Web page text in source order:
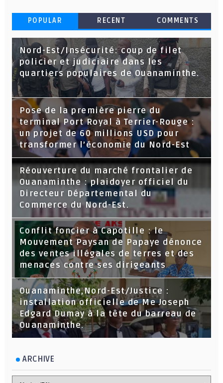
POPULAR RECENT COMMENTS
Nord-Est/Insécurité: coup de filet
policier et judiciaire dans les
quartiers populaires de Ouanaminthe.
Pose de la première pierre du
terminal Port Royal à Terrier-Rouge :
un projet de 60 millions USD pour
transformer l’économie du Nord-Est
Réouverture du marché frontalier de
Ouanaminthe : plaidoyer officiel du
Directeur Départemental du
Commerce du Nord-Est.
Conflit foncier à Capotille : le
Mouvement Paysan de Papaye dénonce
des ventes illégales de terres et des
menaces contre ses dirigeants
Ouanaminthe,Nord-Est/Justice :
installation officielle de Me Joseph
Edgard Dumay à la tête du barreau de
Ouanaminthe.
ARCHIVE